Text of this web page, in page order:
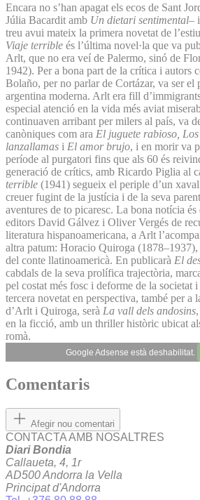
Encara no s’han apagat els ecos de Sant
Júlia Bacardit amb Un dietari sentimental–
treu avui mateix la primera novetat de
Viaje terrible és l’última novel·la que va
Arlt, que no era veí de Palermo, sinó de
1942). Per a bona part de la crítica i autors
Bolaño, per no parlar de Cortázar, va ser el
argentina moderna. Arlt era fill
especial atenció en la vida més aviat
continuaven arribant per milers al país, va
canòniques com ara El juguete rabioso,
lanzallamas i El amor brujo, i en morir va
període al purgatori fins que als 60 és
generació de crítics, amb Ricardo Piglia al
terrible (1941) segueix el periple d’un
creuer fugint de la justícia i de la seva
aventures de to picaresc. La bona notícia
editors David Gálvez i Oliver Vergés de
literatura hispanoamericana, a Arlt
altra patum: Horacio Quiroga
del conte llatinoamericà. En publicarà El
cabdals de la seva prolífica trajectòria,
pel costat més fosc i deforme de la societat
tercera novetat en perspectiva, també per a
d’Arlt i Quiroga, serà La vall dels andosins
en la ficció, amb un thriller històric ubicat
romà.
Google Adsense està deshabilitat.
Comentaris
Afegir nou comentari
CONTACTA AMB NOSALTRES
Diari Bondia
Callaueta, 4, 1r
AD500 Andorra la Vella
Principat d'Andorra